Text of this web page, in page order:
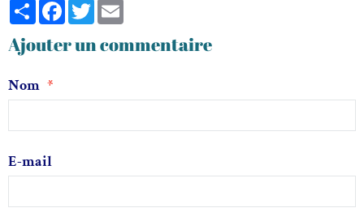
PartagerFacebook
Twitter
Ajouter un commentaire
Nom
E-mail